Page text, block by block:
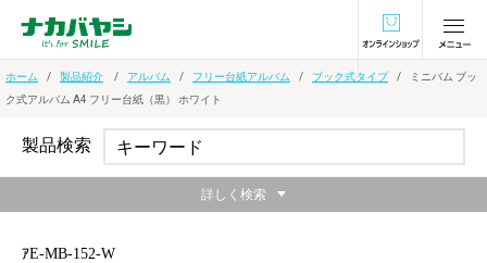
オンラインショ
ホーム 製品紹介 アルバム フリー台紙アルバム ブック式タイプ
ミニバム ブッ
ク式アルバム A4 フリー台紙（黒） ホワイト
ｱE-MB-152-W
製品検索
詳しく検索